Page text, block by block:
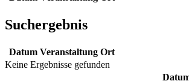
Suchergebnis
Datum Veranstaltung Ort
Keine Ergebnisse gefunden